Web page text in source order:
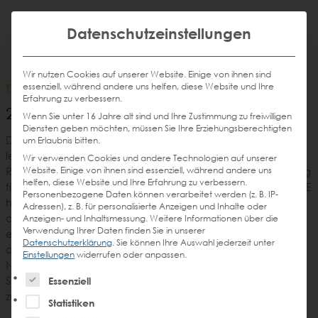
Promotions
Email
senden
Anrufen
DE
TASK FORCE/21.07.2008
2.000Eichen (2008)
Die Eichenrodung in deutschen Mischwäldern über die
letzten Jahrhunderte zeigt jetzt fatale Spätfolgen. Das
Resultat sind instabile Kiefer-Reinbestände, die stark anfällig
für Waldbrände und Insektenfraß sind. Die STEIN TASK-FORCE
hat im Zuge einer großen Pflanzaktion 2.000 Jungeichen in
die Egestorfer Fuhren gesetzt und zum Schutz vor Verbiss
einen 400 Meter langen Zaun drum herum gebaut. Mit
dieser Aktion haben wir ein Stück Kiefernwald des
Stieleichenwald aufgewertet und damit den Waldumbau
zugunsten einer natürlichen Waldvegetation beschleunigt.
Datenschutzeinstellungen
Wir nutzen Cookies auf unserer Website. Einige von ihnen sind
essenziell, während andere uns helfen, diese Website und Ihre
Erfahrung zu verbessern.
Wenn Sie unter 16 Jahre alt sind und Ihre Zustimmung zu freiwilligen
Diensten geben möchten, müssen Sie Ihre Erziehungsberechtigten
um Erlaubnis bitten.
Wir verwenden Cookies und andere Technologien auf unserer
Website. Einige von ihnen sind essenziell, während andere uns
helfen, diese Website und Ihre Erfahrung zu verbessern.
Personenbezogene Daten können verarbeitet werden (z. B. IP-
Adressen), z. B. für personalisierte Anzeigen und Inhalte oder
Anzeigen- und Inhaltsmessung. Weitere Informationen über die
Verwendung Ihrer Daten finden Sie in unserer
Datenschutzerklärung. Sie können Ihre Auswahl jederzeit unter
Einstellungen widerrufen oder anpassen.
Es folgt eine Liste der Service-Gruppen, für die eine
Essenziell
Statistiken